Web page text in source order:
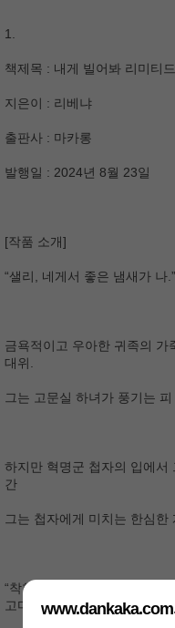
1.
책제목 : 내게 빌어봐 리미티
지은이 : 리베냐
출판사 : 마카롱
발행일 : 2024년 8월 23일
[작품 소개]
“샐리, 네게서 좋은 냄새가 나.”
금욕적이고 우아한 귀족의 가
대위.
그는 고문실 하녀가 풍기는
하지만 혁명군 첩자의 입에서
간
그는 첩자에게 미치는 한심한
“착한 아이를 괴롭힐 순 없으
고마워, 샐리. 이런, 아니지….”